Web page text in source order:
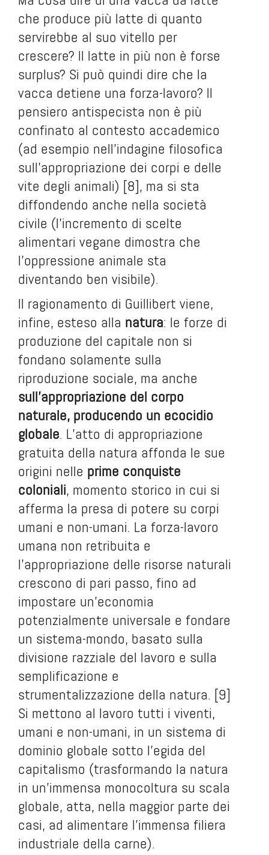
che produce più latte di quanto
servirebbe al suo vitello per
crescere? Il latte in più non è forse
surplus? Si può quindi dire che la
vacca detiene una forza-lavoro? Il
pensiero antispecista non è più
confinato al contesto accademico
(ad esempio nell’indagine filosofica
sull’appropriazione dei corpi e delle
vite degli animali) [8], ma si sta
diffondendo anche nella società
civile (l’incremento di scelte
alimentari vegane dimostra che
l’oppressione animale sta
diventando ben visibile).
Il ragionamento di Guillibert viene,
infine, esteso alla natura: le forze di
produzione del capitale non si
fondano solamente sulla
riproduzione sociale, ma anche
sull’appropriazione del corpo
naturale, producendo un ecocidio
globale. L’atto di appropriazione
gratuita della natura affonda le sue
origini nelle prime conquiste
coloniali, momento storico in cui si
afferma la presa di potere su corpi
umani e non-umani. La forza-lavoro
umana non retribuita e
l’appropriazione delle risorse naturali
crescono di pari passo, fino ad
impostare un’economia
potenzialmente universale e fondare
un sistema-mondo, basato sulla
divisione razziale del lavoro e sulla
semplificazione e
strumentalizzazione della natura. [9]
Si mettono al lavoro tutti i viventi,
umani e non-umani, in un sistema di
dominio globale sotto l’egida del
capitalismo (trasformando la natura
in un’immensa monocoltura su scala
globale, atta, nella maggior parte dei
casi, ad alimentare l’immensa filiera
industriale della carne).